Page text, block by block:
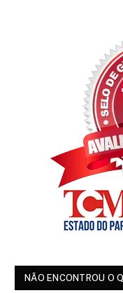
NÃO ENCONTROU O